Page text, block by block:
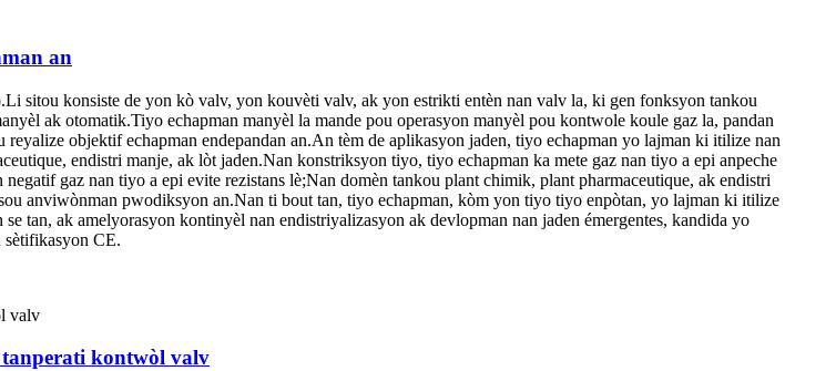
an
sitou konsiste de yon kò valv, yon kouvèti valv, ak yon estrikti entèn nan valv la, ki gen fonksyon tankou
ak otomatik.Tiyo echapman manyèl la mande pou operasyon manyèl pou kontwole koule gaz la, pandan
objektif echapman endepandan an.An tèm de aplikasyon jaden, tiyo echapman yo lajman ki itilize nan
endistri manje, ak lòt jaden.Nan konstriksyon tiyo, tiyo echapman ka mete gaz nan tiyo a epi anpeche
gaz nan tiyo a epi evite rezistans lè;Nan domèn tankou plant chimik, plant pharmaceutique, ak endistri
anviwònman pwodiksyon an.Nan ti bout tan, tiyo echapman, kòm yon tiyo tiyo enpòtan, yo lajman ki itilize
tan, ak amelyorasyon kontinyèl nan endistriyalizasyon ak devlopman nan jaden émergentes, kandida yo
CE.
kontwòl valv